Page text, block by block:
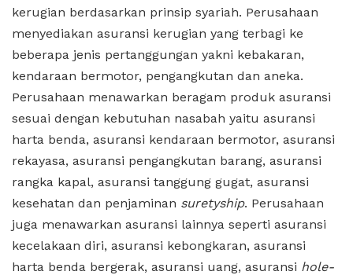
kerugian berdasarkan prinsip syariah. Perusahaan
menyediakan asuransi kerugian yang terbagi ke
beberapa jenis pertanggungan yakni kebakaran,
kendaraan bermotor, pengangkutan dan aneka.
Perusahaan menawarkan beragam produk asuransi
sesuai dengan kebutuhan nasabah yaitu asuransi
harta benda, asuransi kendaraan bermotor, asuransi
rekayasa, asuransi pengangkutan barang, asuransi
rangka kapal, asuransi tanggung gugat, asuransi
kesehatan dan penjaminan suretyship. Perusahaan
juga menawarkan asuransi lainnya seperti asuransi
kecelakaan diri, asuransi kebongkaran, asuransi
harta benda bergerak, asuransi uang, asuransi hole-